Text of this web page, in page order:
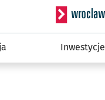
Inwestycje